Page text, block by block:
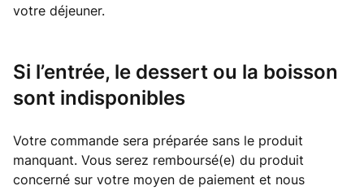
votre déjeuner.
Si l’entrée, le dessert ou la boisson
sont indisponibles
Votre commande sera préparée sans le produit
manquant. Vous serez remboursé(e) du produit
concerné sur votre moyen de paiement et nous